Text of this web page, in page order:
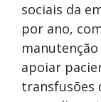
sociais da
por ano,
apoiar
transfusões